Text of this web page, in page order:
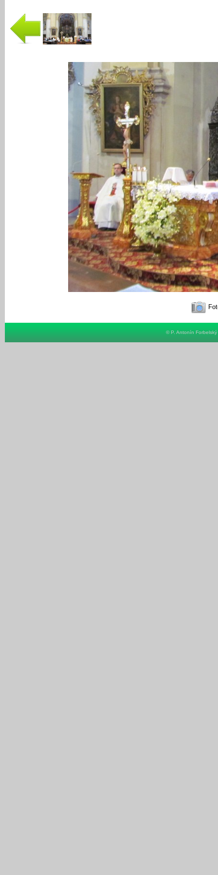
© P. Antonín